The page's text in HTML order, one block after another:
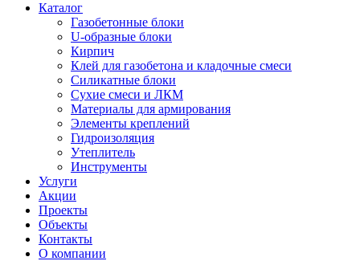
Каталог
Газобетонные блоки
U-образные блоки
Кирпич
Клей для газобетона и кладочные смеси
Силикатные блоки
Сухие смеси и ЛКМ
Материалы для армирования
Элементы креплений
Гидроизоляция
Утеплитель
Инструменты
Услуги
Акции
Проекты
Объекты
Контакты
О компании